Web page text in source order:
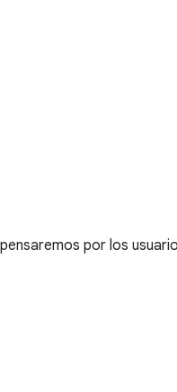
por los